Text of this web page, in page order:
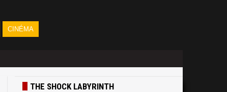
CINÉMA
THE SHOCK LABYRINTH